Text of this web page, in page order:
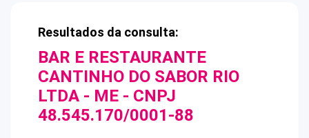
Resultados da consulta:
BAR E RESTAURANTE
CANTINHO DO SABOR RIO
LTDA - ME - CNPJ
48.545.170/0001-88